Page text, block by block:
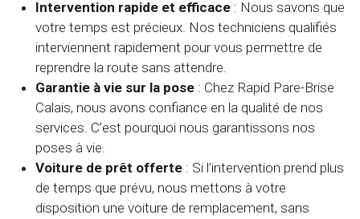
Intervention rapide et efficace : Nous savons que
votre temps est précieux. Nos techniciens qualifiés
interviennent rapidement pour vous permettre de
reprendre la route sans attendre.
Garantie à vie sur la pose : Chez Rapid Pare-Brise
Calais, nous avons confiance en la qualité de nos
services. C’est pourquoi nous garantissons nos
poses à vie.
Voiture de prêt offerte : Si l’intervention prend plus
de temps que prévu, nous mettons à votre
disposition une voiture de remplacement, sans